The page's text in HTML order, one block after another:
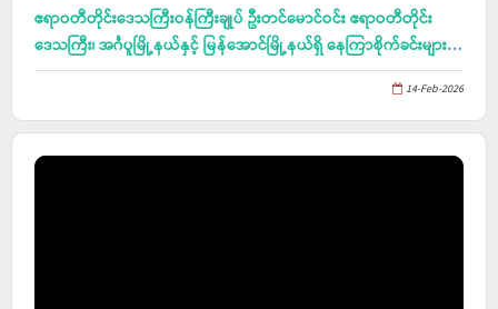
ဧရာဝတီတိုင်းဒေသကြီးဝန်ကြီးချုပ် ဦးတင်မောင်ဝင်း ဧရာဝတီတိုင်း
ဒေသကြီး၊ အင်္ဂပူမြို့နယ်နှင့် မြန်အောင်မြို့နယ်ရှိ နေကြာစိုက်ခင်းများ
အား ကြည့်ရှု
14-Feb-2026